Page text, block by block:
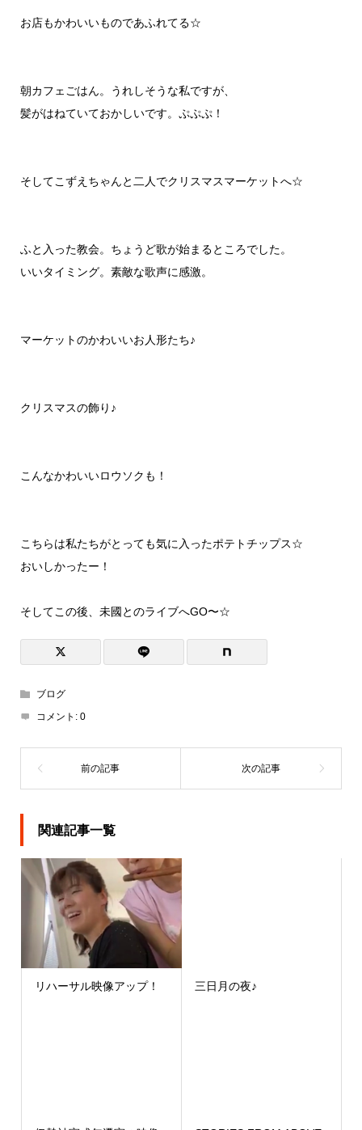
お店もかわいいものであふれてる☆
朝カフェごはん。うれしそうな私ですが、
髪がはねていておかしいです。ぷぷぷ！
そしてこずえちゃんと二人でクリスマスマーケットへ☆
ふと入った教会。ちょうど歌が始まるところでした。
いいタイミング。素敵な歌声に感激。
マーケットのかわいいお人形たち♪
クリスマスの飾り♪
こんなかわいいロウソクも！
こちらは私たちがとっても気に入ったポテトチップス☆
おいしかったー！
そしてこの後、未國とのライブへGO〜☆
ブログ
コメント: 0
関連記事一覧
リハーサル映像アップ！ 三日月の夜♪